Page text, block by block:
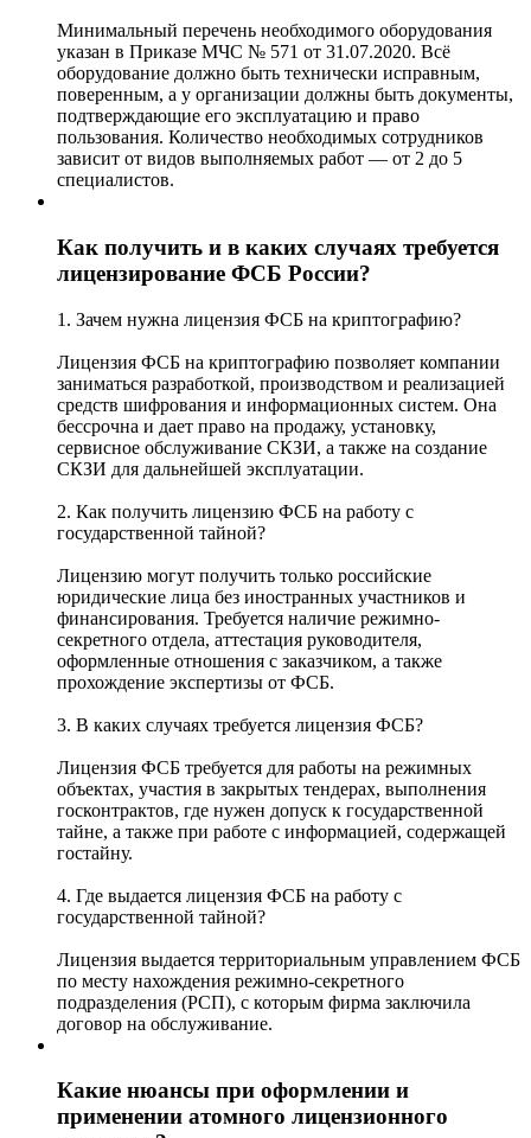
Минимальный перечень необходимого оборудования
указан в Приказе МЧС № 571 от 31.07.2020. Всё
оборудование должно быть технически исправным,
поверенным, а у организации должны быть документы,
подтверждающие его эксплуатацию и право
пользования. Количество необходимых сотрудников
зависит от видов выполняемых работ — от 2 до 5
специалистов.
Как получить и в каких случаях требуется
лицензирование ФСБ России?
1. Зачем нужна лицензия ФСБ на криптографию?
Лицензия ФСБ на криптографию позволяет компании
заниматься разработкой, производством и реализацией
средств шифрования и информационных систем. Она
бессрочна и дает право на продажу, установку,
сервисное обслуживание СКЗИ, а также на создание
СКЗИ для дальнейшей эксплуатации.
2. Как получить лицензию ФСБ на работу с
государственной тайной?
Лицензию могут получить только российские
юридические лица без иностранных участников и
финансирования. Требуется наличие режимно-
секретного отдела, аттестация руководителя,
оформленные отношения с заказчиком, а также
прохождение экспертизы от ФСБ.
3. В каких случаях требуется лицензия ФСБ?
Лицензия ФСБ требуется для работы на режимных
объектах, участия в закрытых тендерах, выполнения
госконтрактов, где нужен допуск к государственной
тайне, а также при работе с информацией, содержащей
гостайну.
4. Где выдается лицензия ФСБ на работу с
государственной тайной?
Лицензия выдается территориальным управлением ФСБ
по месту нахождения режимно-секретного
подразделения (РСП), с которым фирма заключила
договор на обслуживание.
Какие нюансы при оформлении и
применении атомного лицензионного